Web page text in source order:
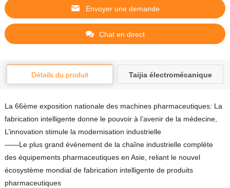
Envoyer une demande
Chat en direct
Détails du produit Taijia électromécanique
La 66ème exposition nationale des machines pharmaceutiques: La
fabrication intelligente donne le pouvoir à l’avenir de la médecine,
L’innovation stimule la modernisation industrielle
——Le plus grand événement de la chaîne industrielle complète
des équipements pharmaceutiques en Asie, reliant le nouvel
écosystème mondial de fabrication intelligente de produits
pharmaceutiques